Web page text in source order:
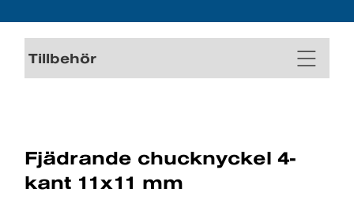
Tillbehör
Fjädrande chucknyckel 4-
kant 11x11 mm